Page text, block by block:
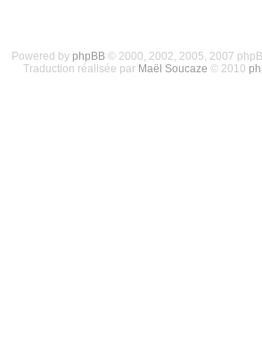
Powered by phpBB© 2000, 2002, 2005, 2007
Traduction réalisée par Maël Soucaze © 2010